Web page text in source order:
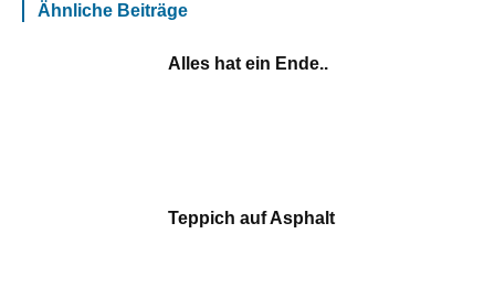
Ähnliche Beiträge
Alles hat ein Ende..
Teppich auf Asphalt